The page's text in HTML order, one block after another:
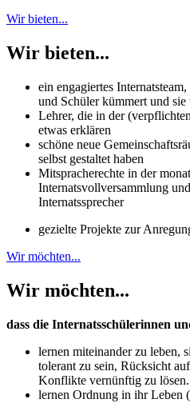
Wir bieten...
Wir bieten...
ein engagiertes
und Schüler kümmert und sie
Lehrer, die in der
etwas erklären
schöne neue
selbst gestaltet haben
Mitspracherechte in der
Internatsvollversammlung
Internatssprecher
gezielte Projekte zur
Wir möchten...
Wir möchten...
dass die Internatsschülerinnen
lernen miteinander zu leben,
tolerant zu sein, Rücksicht
Konflikte vernünftig zu lösen.
lernen Ordnung in ihr Leben